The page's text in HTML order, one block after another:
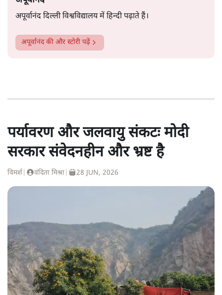
अपूर्वानंद दिल्ली विश्वविद्यालय में हिन्दी पढ़ाते हैं।
अपूर्वानंदकी और स्टोरी पढ़ें
पर्यावरण और जलवायु संकटः मोदी
सरकार संवेदनहीन और भ्रष्ट है
विमर्श वंदिता मिश्रा 28 JUN, 2026